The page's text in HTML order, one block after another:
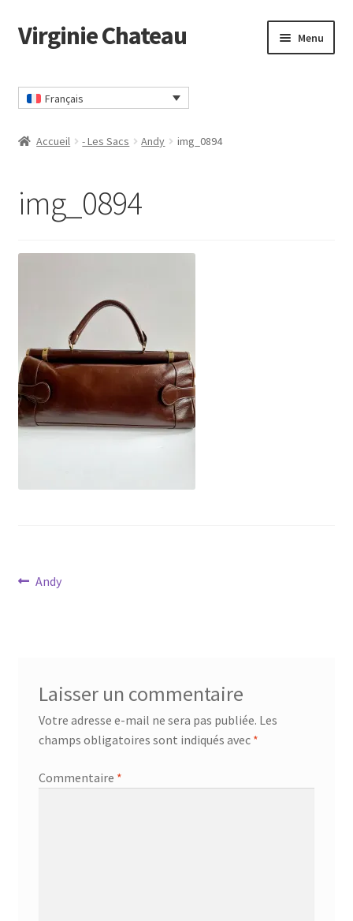
Passer
à
navigation
Passer
au
Virginie Chateau Menu
Contact
Politique Confidentialité
Virginie Chateau
Français
Accueil - Les Sacs Andy img_0894
img_0894
Navigation
Article
Andy
Laisser un commentaire
Votre adresse e-mail ne sera pas publiée. Les
champs obligatoires sont indiqués avec *
Commentaire *